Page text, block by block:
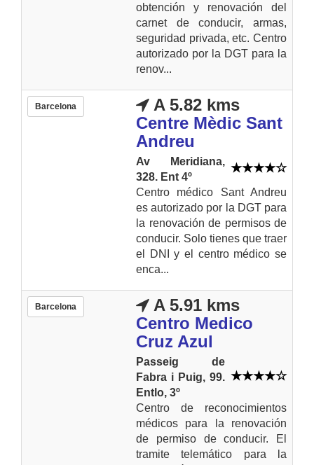
obtención y renovación del
carnet de conducir, armas,
seguridad privada, etc. Centro
autorizado por la DGT para la
renov...
Barcelona
A 5.82 kms
Centre Mèdic Sant
Andreu
Av Meridiana,
328. Ent 4º
Centro médico Sant Andreu
es autorizado por la DGT para
la renovación de permisos de
conducir. Solo tienes que traer
el DNI y el centro médico se
enca...
Barcelona
A 5.91 kms
Centro Medico
Cruz Azul
Passeig de
Fabra i Puig, 99.
Entlo, 3º
Centro de reconocimientos
médicos para la renovación
de permiso de conducir. El
tramite telemático para la